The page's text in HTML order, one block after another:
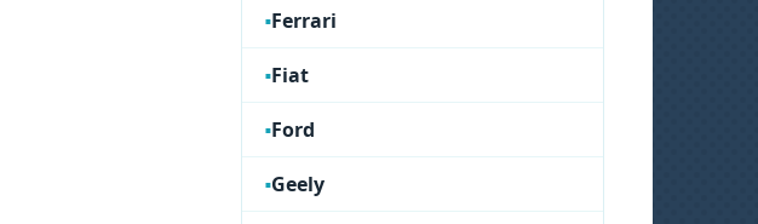
Ferrari
Fiat
Ford
Geely